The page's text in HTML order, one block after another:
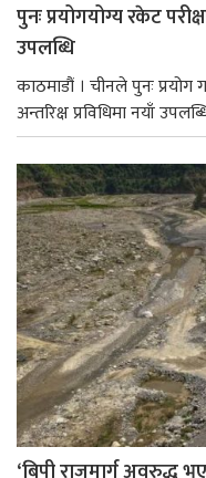
पुनः प्रयोगयोग्य रकेट
उपलब्धि
काठमाडौं । चीनले पुनः
अन्तरिक्ष प्रविधिमा नयाँ